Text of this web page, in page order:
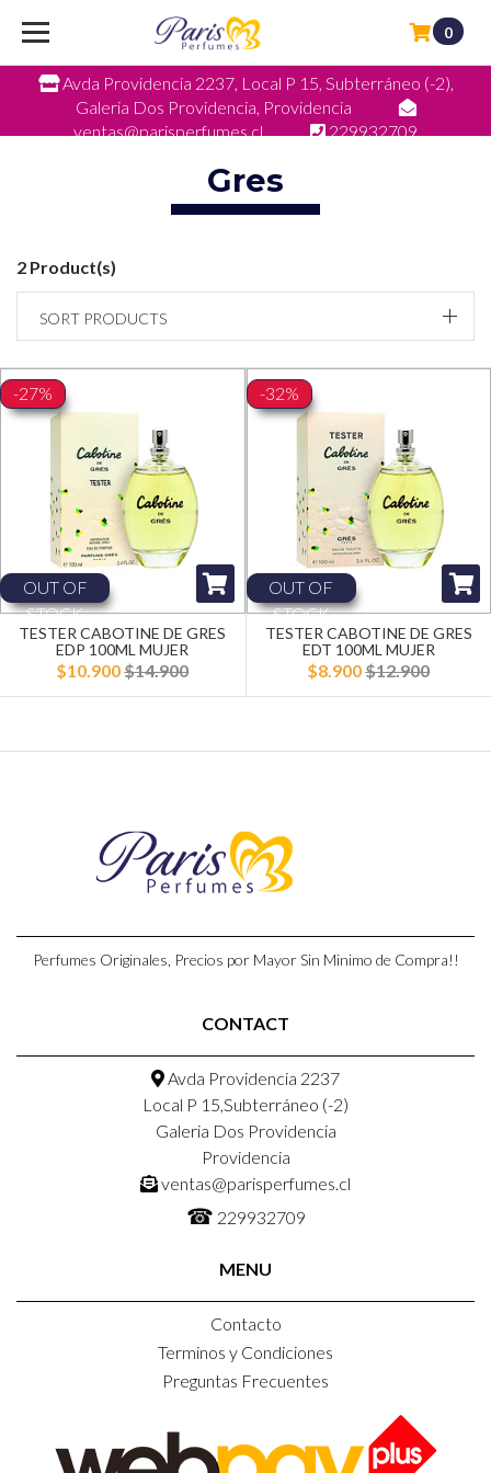
Avda Providencia 2237, Local P 15, Subterráneo (-2),
Galeria Dos Providencia, Providencia
ventas@parisperfumes.cl
229932709
0
Gres
2 Product(s)
SORT PRODUCTS
-27%
OUT OF
STOCK
TESTER CABOTINE DE GRES
EDP 100ML MUJER
$10.900$14.900
-32%
OUT OF
STOCK
TESTER CABOTINE DE GRES
EDT 100ML MUJER
$8.900$12.900
Perfumes Originales, Precios por Mayor Sin Minimo de Compra!!
CONTACT
Avda Providencia 2237
Local P 15,Subterráneo (-2)
Galeria Dos Providencia
Providencia
ventas@parisperfumes.cl
☎ 229932709
MENU
Contacto
Terminos y Condiciones
Preguntas Frecuentes